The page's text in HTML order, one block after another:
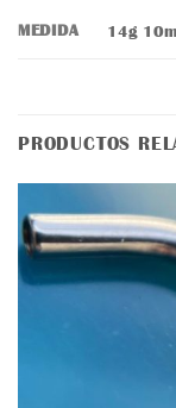
MEDIDA 14g
PRODUCTOS